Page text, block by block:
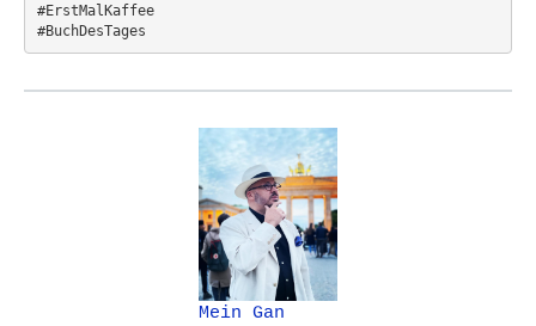
#ErstMalKaffee
#BuchDesTages
Mein Gan